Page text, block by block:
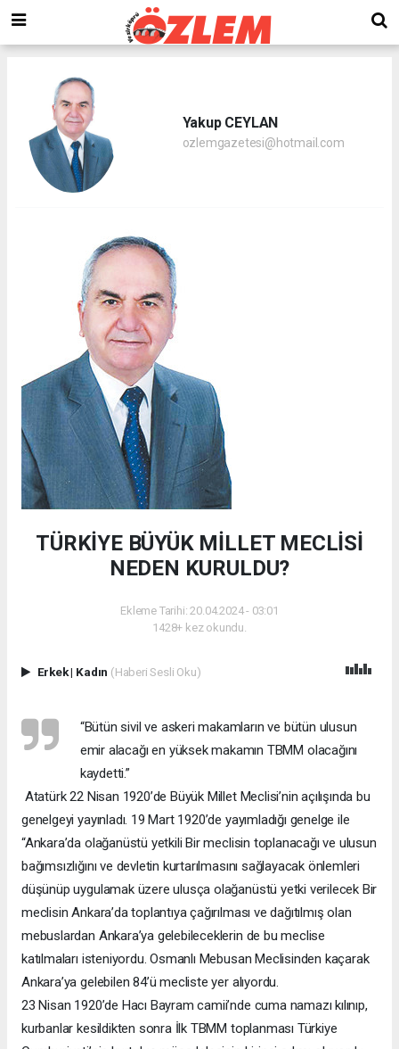
Yakup CEYLAN
ozlemgazetesi@hotmail.com
TÜRKİYE BÜYÜK MİLLET MECLİSİ
NEDEN KURULDU?
Ekleme Tarihi: 20.04.2024 - 03:01
1428+ kez okundu.
Erkek| Kadın (Haberi Sesli Oku)
“Bütün sivil ve askeri makamların ve bütün ulusun
emir alacağı en yüksek makamın TBMM olacağını
kaydetti.”
Atatürk 22 Nisan 1920’de Büyük Millet Meclisi’nin açılışında bu
genelgeyi yayınladı. 19 Mart 1920’de yayımladığı genelge ile
“Ankara’da olağanüstü yetkili Bir meclisin toplanacağı ve ulusun
bağımsızlığını ve devletin kurtarılmasını sağlayacak önlemleri
düşünüp uygulamak üzere ulusça olağanüstü yetki verilecek Bir
meclisin Ankara’da toplantıya çağırılması ve dağıtılmış olan
mebuslardan Ankara’ya gelebileceklerin de bu meclise
katılmaları isteniyordu. Osmanlı Mebusan Meclisinden kaçarak
Ankara’ya gelebilen 84’ü mecliste yer alıyordu.
23 Nisan 1920’de Hacı Bayram camii’nde cuma namazı kılınıp,
kurbanlar kesildikten sonra İlk TBMM toplanması Türkiye